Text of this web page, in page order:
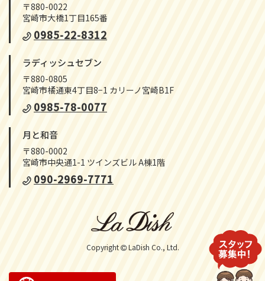
〒880-0022
宮崎市大橋1丁目165番
0985-22-8312
ラディッシュセブン
〒880-0805
宮崎市橘通東4丁目8−1 カリーノ宮崎B1F
0985-78-0077
月と和音
〒880-0002
宮崎市中央通1-1 ツインズビル A棟1階
090-2969-7771
Copyright LaDish Co., Ltd.